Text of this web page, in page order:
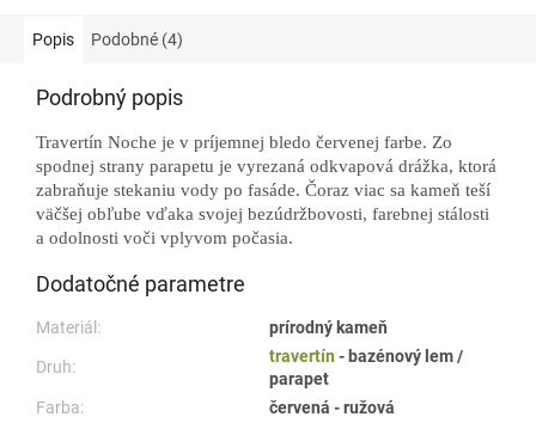
Popis Podobné (4)
Podrobný popis
Travertín Noche je v príjemnej bledo červenej farbe. Zo
spodnej strany parapetu je vyrezaná odkvapová drážka, ktorá
zabraňuje stekaniu vody po fasáde. Čoraz viac sa kameň teší
väčšej obľube vďaka svojej bezúdržbovosti, farebnej stálosti
a odolnosti voči vplyvom počasia.
Dodatočné parametre
Materiál: prírodný kameň
Druh:
travertín - bazénový lem /
parapet
Farba:
červená - ružová